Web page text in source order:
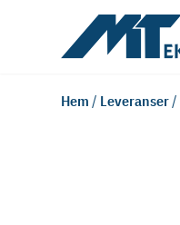
Hem / Leveranser/